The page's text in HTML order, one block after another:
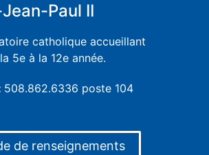
Paul II
catholique accueillant
5e à la 12e année.
508.862.6336 poste 104
de renseignements